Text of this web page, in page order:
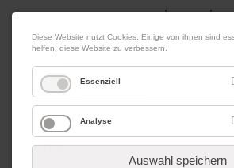
06. August 2026 Impressum|Kontakt|
Werbung
Menü
Diese Website nutzt Cookies. Einige von ihnen sind
helfen, diese Website zu verbessern.
Essenziell
Analyse
Auswahl speichern